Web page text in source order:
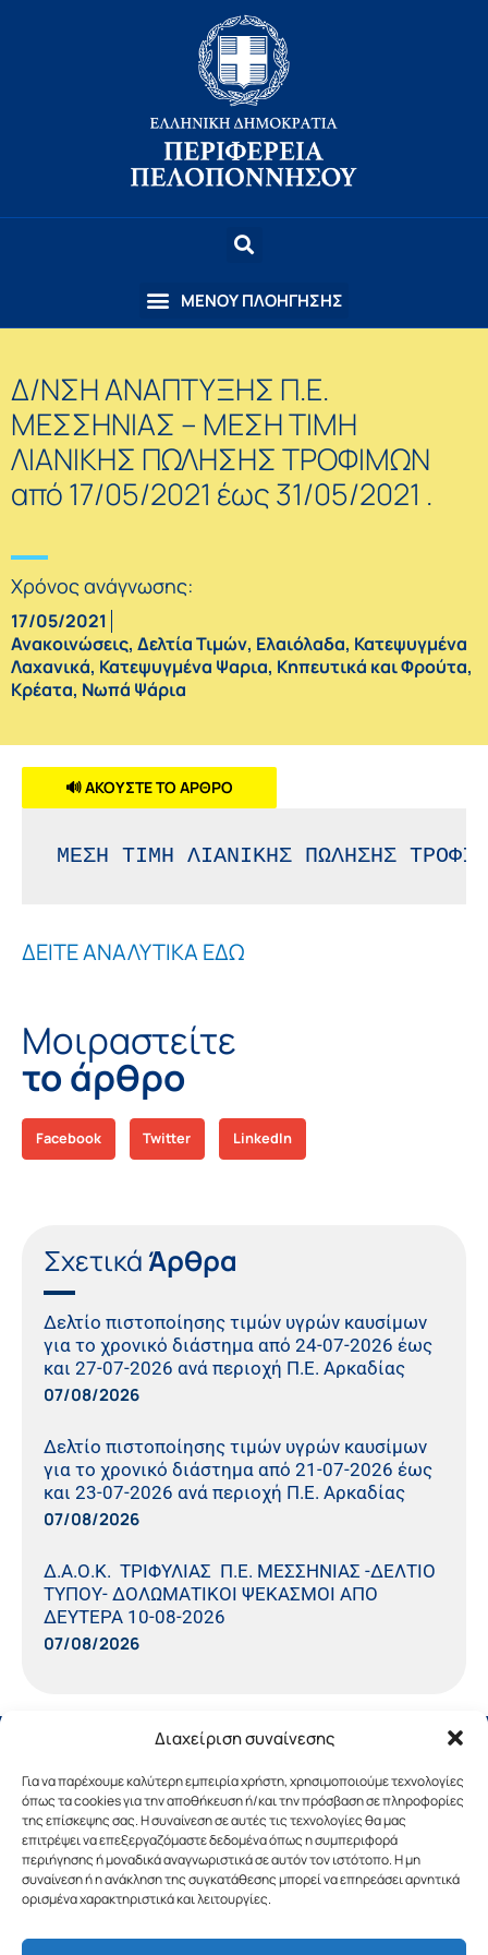
Διαχείριση συναίνεσης
Για να παρέχουμε καλύτερη εμπειρία χρήστη, χρησιμοποιούμε τεχνολογίες
όπως τα cookies για την αποθήκευση ή/και την πρόσβαση σε πληροφορίες
της επίσκεψης σας. Η συναίνεση σε αυτές τις τεχνολογίες θα μας
επιτρέψει να επεξεργαζόμαστε δεδομένα όπως η συμπεριφορά
περιήγησης ή μοναδικά αναγνωριστικά σε αυτόν τον ιστότοπο. Η μη
συναίνεση ή η ανάκληση της συγκατάθεσης μπορεί να επηρεάσει αρνητικά
ορισμένα χαρακτηριστικά και λειτουργίες.
Δ/ΝΣΗ ΑΝΑΠΤΥΞΗΣ Π.Ε.
ΜΕΣΣΗΝΙΑΣ – ΜΕΣΗ ΤΙΜΗ
ΛΙΑΝΙΚΗΣ ΠΩΛΗΣΗΣ ΤΡΟΦΙΜΩΝ
από 17/05/2021 έως 31/05/2021 .
Χρόνος ανάγνωσης:
17/05/2021
Ανακοινώσεις, Δελτία Τιμών, Ελαιόλαδα, Κατεψυγμένα
Λαχανικά, Κατεψυγμένα Ψαρια, Κηπευτικά και Φρούτα,
Κρέατα, Νωπά Ψάρια
🔊 ΑΚΟΥΣΤΕ ΤΟ ΑΡΘΡΟ
ΜΕΣΗ ΤΙΜΗ ΛΙΑΝΙΚΗΣ ΠΩΛΗΣΗΣ
ΔΕΙΤΕ ΑΝΑΛΥΤΙΚΑ ΕΔΩ
Μοιραστείτε
το άρθρο
Facebook Twitter LinkedIn
Σχετικά Άρθρα
Δελτίο πιστοποίησης τιμών υγρών καυσίμων
για το χρονικό διάστημα από 24-07-2026 έως
και 27-07-2026 ανά περιοχή Π.Ε. Αρκαδίας
07/08/2026
Δελτίο πιστοποίησης τιμών υγρών καυσίμων
για το χρονικό διάστημα από 21-07-2026 έως
και 23-07-2026 ανά περιοχή Π.Ε. Αρκαδίας
07/08/2026
Δ.Α.Ο.Κ. ΤΡΙΦΥΛΙΑΣ Π.Ε. ΜΕΣΣΗΝΙΑΣ -ΔΕΛΤΙΟ
ΤΥΠΟΥ- ΔΟΛΩΜΑΤΙΚΟΙ ΨΕΚΑΣΜΟΙ ΑΠΟ
ΔΕΥΤΕΡΑ 10-08-2026
07/08/2026